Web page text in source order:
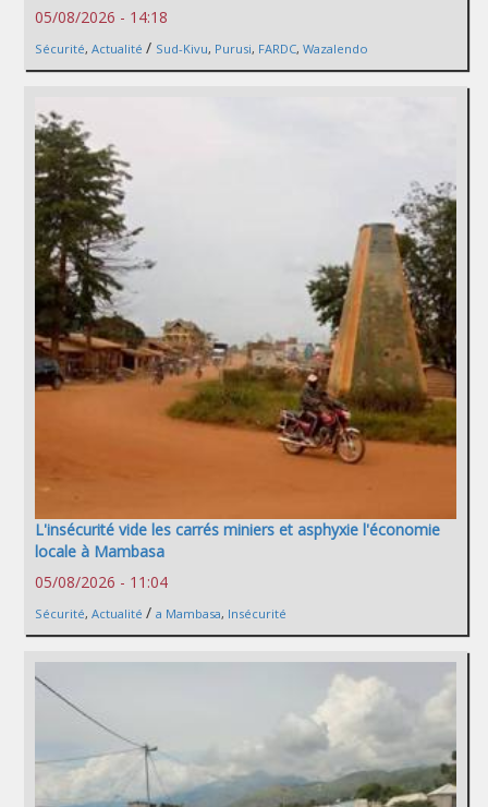
05/08/2026 - 14:18
Sécurité, Actualité / Sud-Kivu, Purusi, FARDC, Wazalendo
L'insécurité vide les carrés miniers et asphyxie l'économie
locale à Mambasa
05/08/2026 - 11:04
Sécurité, Actualité / a Mambasa, Insécurité